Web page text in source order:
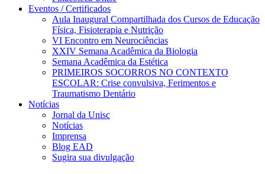
Eventos / Certificados
Aula Inaugural Compartilhada dos Cursos de Educação
Física, Fisioterapia e Nutrição
VI Encontro em Neurociências
XXIV Semana Acadêmica da Biologia
Semana Acadêmica da Estética
PRIMEIROS SOCORROS NO CONTEXTO
ESCOLAR: Crise convulsiva, Ferimentos e
Traumatismo Dentário
Notícias
Jornal da Unisc
Notícias
Imprensa
Blog EAD
Sugira sua divulgação